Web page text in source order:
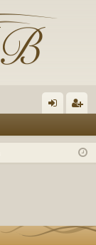
lá ist